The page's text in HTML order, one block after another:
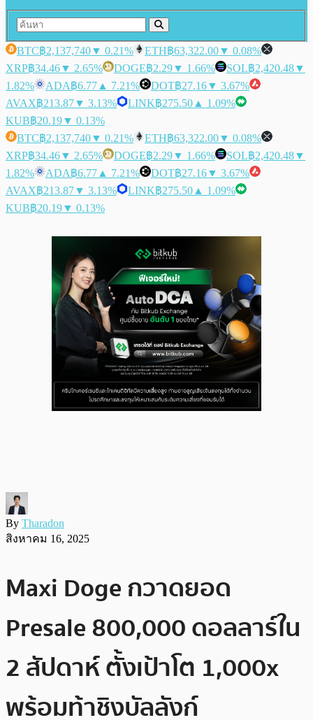
BTC฿2,137,740▼ 0.21% ETH฿63,322.00▼ 0.08%
XRP฿34.46▼ 2.65% DOGE฿2.29▼ 1.66% SOL฿2,420.48▼
1.82%
ADA฿6.77 ▲ 7.21% DOT฿27.16▼ 3.67%
AVAX฿213.87▼ 3.13% LINK฿275.50 ▲ 1.09%
KUB฿20.19▼ 0.13%
BTC฿2,137,740▼ 0.21% ETH฿63,322.00▼ 0.08%
XRP฿34.46▼ 2.65% DOGE฿2.29▼ 1.66% SOL฿2,420.48▼
1.82%
ADA฿6.77 ▲ 7.21% DOT฿27.16▼ 3.67%
AVAX฿213.87▼ 3.13% LINK฿275.50 ▲ 1.09%
KUB฿20.19▼ 0.13%
By Tharadon
สิงหาคม 16, 2025
Maxi Doge กวาดยอด
Presale 800,000 ดอลลาร์ใน
2 สัปดาห์ ตั้งเป้าโต 1,000x
พร้อมท้าชิงบัลลังก์